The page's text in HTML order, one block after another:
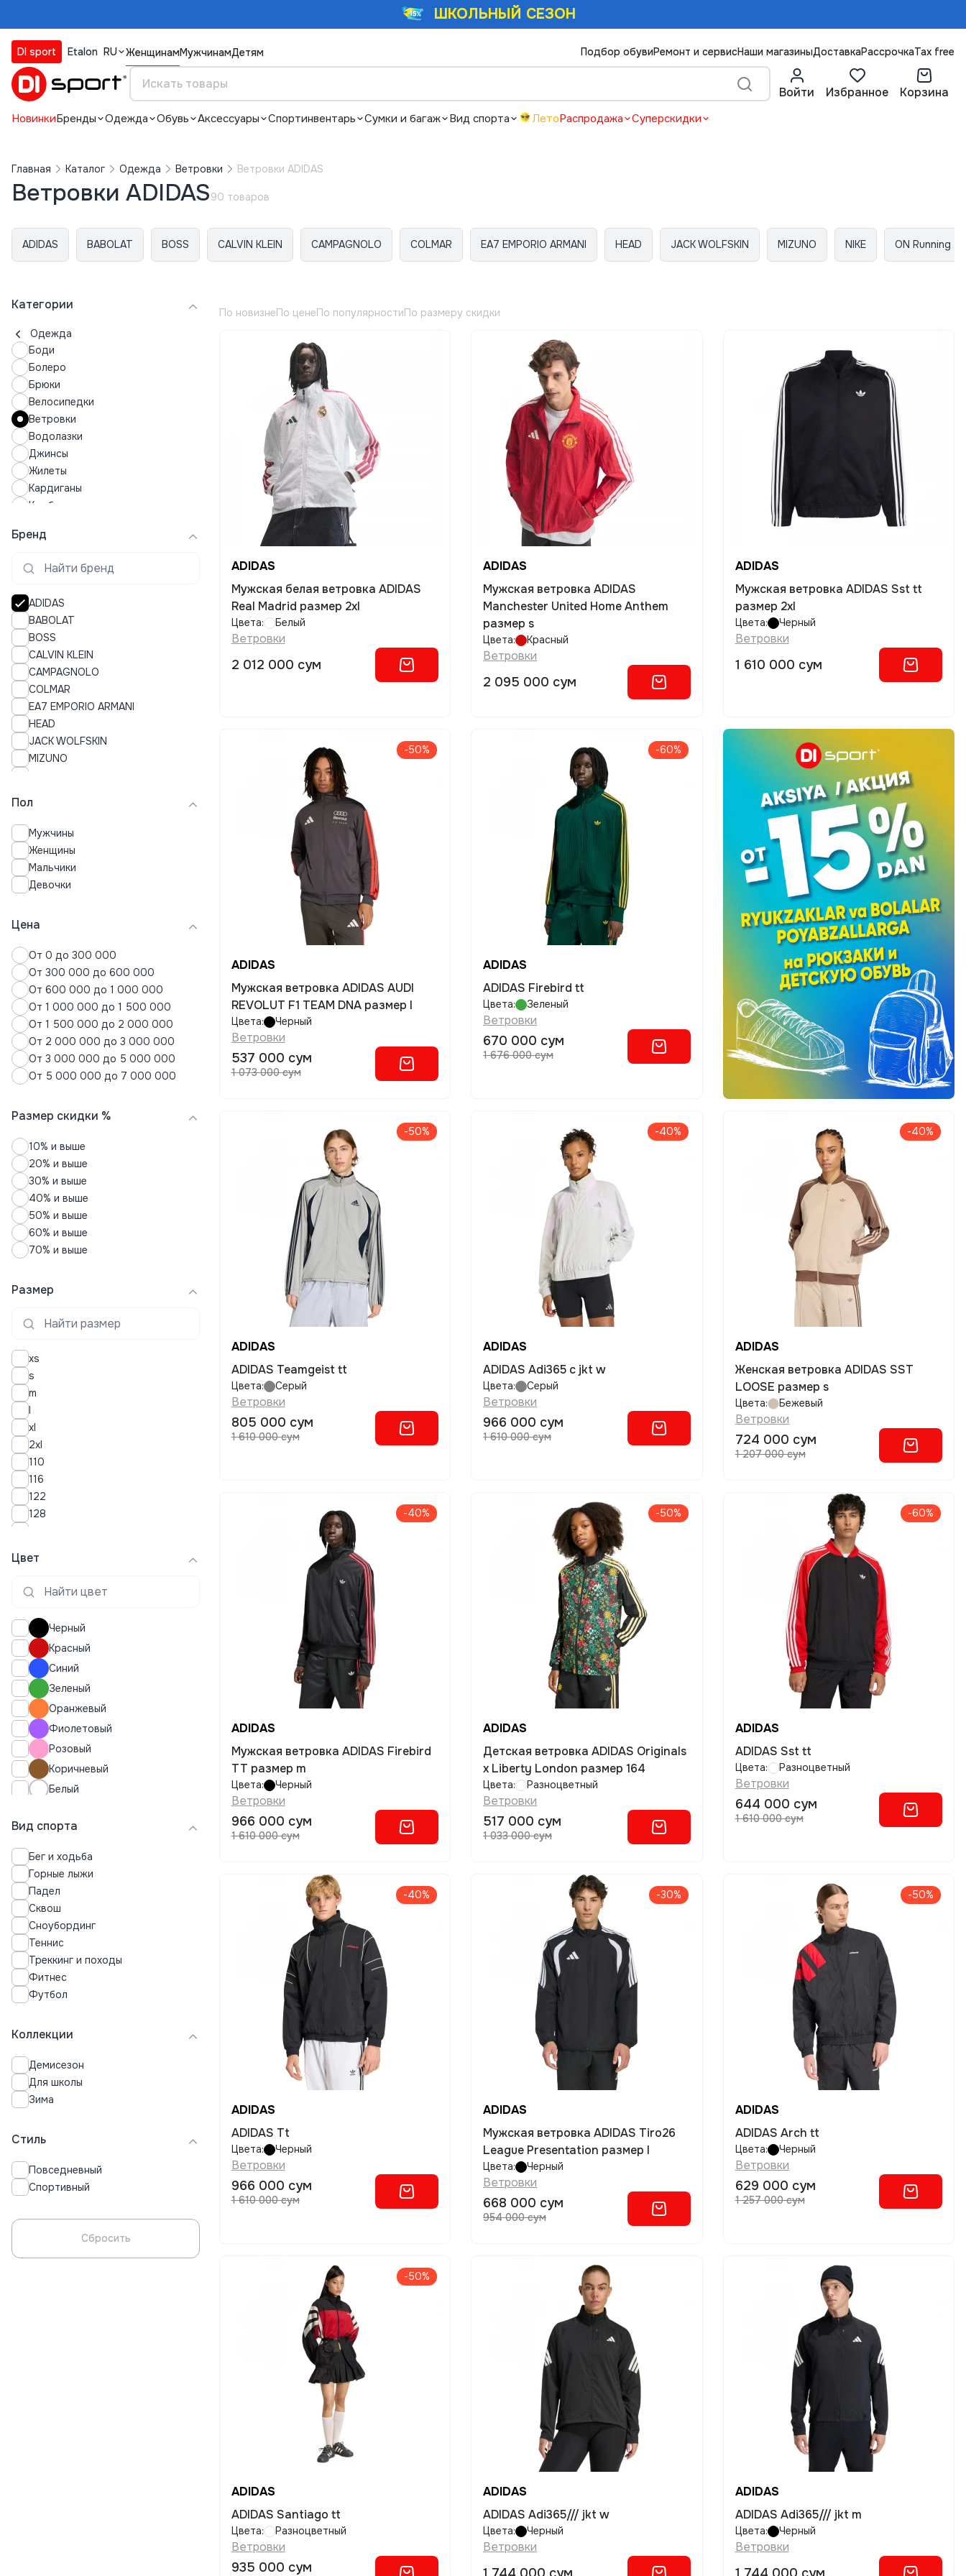
ШКОЛЬНЫЙ СЕЗОН
DI sport Etalon RU ЖенщинамМужчинамДетям Подбор обувиРемонт и сервисНаши магазиныДоставкаРассрочкаTax free
Войти Избранное Корзина
НовинкиБренды Одежда Обувь Аксессуары Спортинвентарь Сумки и багаж Вид спорта ЛетоРаспродажа Суперскидки
Главная Каталог Одежда Ветровки Ветровки ADIDAS
Ветровки ADIDAS90 товаров
ADIDAS BABOLAT BOSS CALVIN KLEIN CAMPAGNOLO COLMAR EA7 EMPORIO ARMANI HEAD JACK WOLFSKIN MIZUNO NIKE ON Running
Категории
Одежда
Боди
Болеро
Брюки
Велосипедки
Ветровки
Водолазки
Джинсы
Жилеты
Кардиганы
Комбинезоны
Купальники
Куртки
Лонгсливы
Лосины
Майки
Нижнее белье
Пальто
Пижамы
Плавки
Платья
Поло
Пуховики
Свитера
Спортивные костюмы
Термобелье
Толстовки
Топы
Шорты
Юбки
Бренд
ADIDAS
BABOLAT
BOSS
CALVIN KLEIN
CAMPAGNOLO
COLMAR
EA7 EMPORIO ARMANI
HEAD
JACK WOLFSKIN
MIZUNO
PUMA
SPYDER
Пол
Мужчины
Женщины
Мальчики
Девочки
Цена
От 0 до 300 000
От 300 000 до 600 000
От 600 000 до 1 000 000
От 1 000 000 до 1 500 000
От 1 500 000 до 2 000 000
От 2 000 000 до 3 000 000
От 3 000 000 до 5 000 000
От 5 000 000 до 7 000 000
Размер скидки %
10% и выше
20% и выше
30% и выше
40% и выше
50% и выше
60% и выше
70% и выше
Размер
xs
s
m
l
xl
2xl
110
116
122
128
152
164
176
Цвет
Черный
Красный
Синий
Зеленый
Оранжевый
Фиолетовый
Розовый
Коричневый
Белый
Бежевый
Графитовый
Разноцветный
Оливковый
Эвкалиптовый
Изумрудный
Вид спорта
Бег и ходьба
Горные лыжи
Падел
Сквош
Сноубординг
Теннис
Треккинг и походы
Фитнес
Футбол
Коллекции
Демисезон
Для школы
Зима
Стиль
Повседневный
Спортивный
Сбросить
По новизнеПо ценеПо популярностиПо размеру скидки
ADIDAS
Мужская белая ветровка ADIDAS
Real Madrid размер 2xl
Цвета: Белый
Ветровки
2 012 000 сум
ADIDAS
Мужская ветровка ADIDAS
Manchester United Home Anthem
размер s
Цвета: Красный
Ветровки
2 095 000 сум
ADIDAS
Мужская ветровка ADIDAS Sst tt
размер 2xl
Цвета: Черный
Ветровки
1 610 000 сум
-50%
ADIDAS
Мужская ветровка ADIDAS AUDI
REVOLUT F1 TEAM DNA размер l
Цвета: Черный
Ветровки
537 000 сум
1 073 000 сум
-60%
ADIDAS
ADIDAS Firebird tt
Цвета: Зеленый
Ветровки
670 000 сум
1 676 000 сум
-50%
ADIDAS
ADIDAS Teamgeist tt
Цвета: Серый
Ветровки
805 000 сум
1 610 000 сум
-40%
ADIDAS
ADIDAS Adi365 c jkt w
Цвета: Серый
Ветровки
966 000 сум
1 610 000 сум
-40%
ADIDAS
Женская ветровка ADIDAS SST
LOOSE размер s
Цвета: Бежевый
Ветровки
724 000 сум
1 207 000 сум
-40%
ADIDAS
Мужская ветровка ADIDAS Firebird
TT размер m
Цвета: Черный
Ветровки
966 000 сум
1 610 000 сум
-50%
ADIDAS
Детская ветровка ADIDAS Originals
x Liberty London размер 164
Цвета: Разноцветный
Ветровки
517 000 сум
1 033 000 сум
-60%
ADIDAS
ADIDAS Sst tt
Цвета: Разноцветный
Ветровки
644 000 сум
1 610 000 сум
-40%
ADIDAS
ADIDAS Tt
Цвета: Черный
Ветровки
966 000 сум
1 610 000 сум
-30%
ADIDAS
Мужская ветровка ADIDAS Tiro26
League Presentation размер l
Цвета: Черный
Ветровки
668 000 сум
954 000 сум
-50%
ADIDAS
ADIDAS Arch tt
Цвета: Черный
Ветровки
629 000 сум
1 257 000 сум
-50%
ADIDAS
ADIDAS Santiago tt
Цвета: Разноцветный
Ветровки
935 000 сум
ADIDAS
ADIDAS Adi365/// jkt w
Цвета: Черный
Ветровки
ADIDAS
ADIDAS Adi365/// jkt m
Цвета: Черный
Ветровки